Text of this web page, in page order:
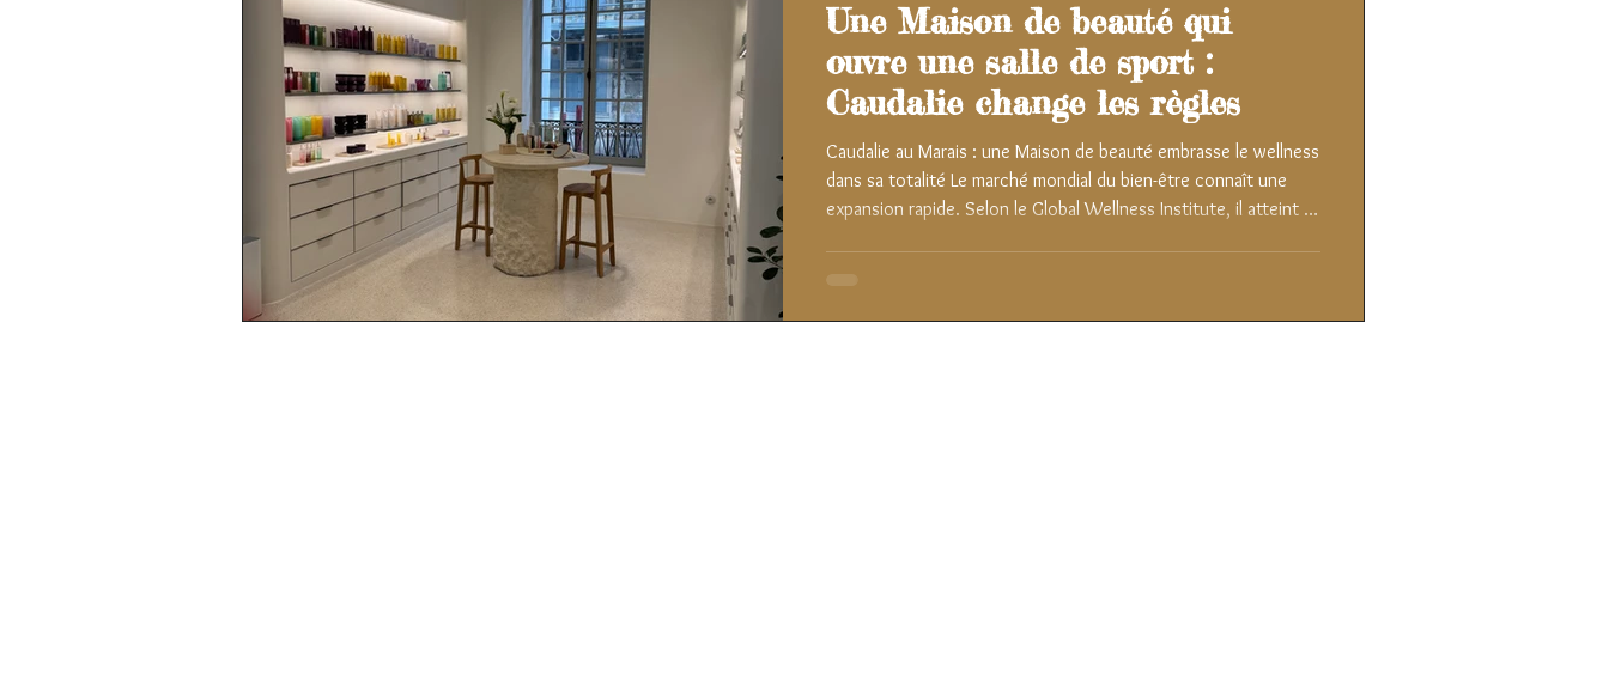
WEB3 Podcast Actualités du Luxe actualité du luxeUne Maison de beauté qui
ouvre une salle de sport :
Caudalie change les règles
Caudalie au Marais : une Maison de beauté embrasse le wellness
dans sa totalité Le marché mondial du bien-être connaît une
expansion rapide. Selon le Global Wellness Institute, il atteint 6
thermales, mais aussi le wellness real estate et la santé mentale.